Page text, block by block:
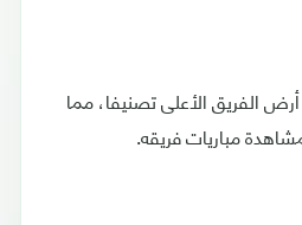
الفريق الأعلى تصنيفا، مما
مباريات فريقه.